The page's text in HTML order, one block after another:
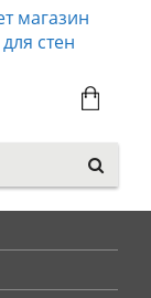
магазин
стен